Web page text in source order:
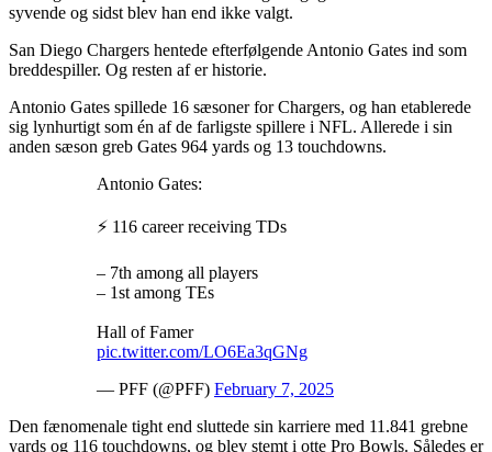
syvende og sidst blev han end ikke valgt.
San Diego Chargers hentede efterfølgende Antonio Gates ind som
breddespiller. Og resten af er historie.
Antonio Gates spillede 16 sæsoner for Chargers, og han etablerede
sig lynhurtigt som én af de farligste spillere i NFL. Allerede i sin
anden sæson greb Gates 964 yards og 13 touchdowns.
Antonio Gates:
⚡ 116 career receiving TDs
– 7th among all players
– 1st among TEs
Hall of Famer
pic.twitter.com/LO6Ea3qGNg
— PFF (@PFF) February 7, 2025
Den fænomenale tight end sluttede sin karriere med 11.841 grebne
yards og 116 touchdowns, og blev stemt i otte Pro Bowls. Således er